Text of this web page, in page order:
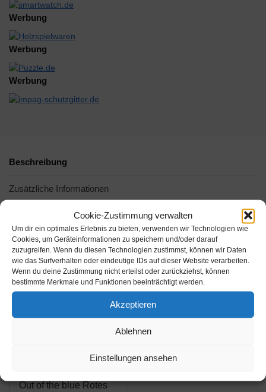
Cookie-Zustimmung verwalten
Um dir ein optimales Erlebnis zu bieten, verwenden wir Technologien wie
Cookies, um Geräteinformationen zu speichern und/oder darauf
zuzugreifen. Wenn du diesen Technologien zustimmst, können wir Daten
wie das Surfverhalten oder eindeutige IDs auf dieser Website verarbeiten.
Wenn du deine Zustimmung nicht erteilst oder zurückziehst, können
bestimmte Merkmale und Funktionen beeinträchtigt werden.
Akzeptieren
Ablehnen
Einstellungen ansehen
Werbung
Werbung
Werbung
Beschreibung
Zusätzliche Informationen
Out of the blue Rotes